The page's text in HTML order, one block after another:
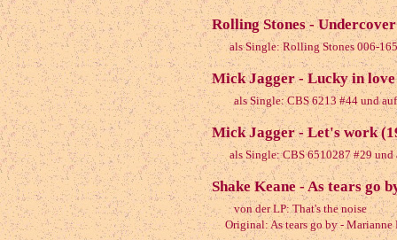
Rolling Stones -
als Single: Rolling Stones 006-
Mick Jagger - Lucky in
als Single: CBS 6213 #44 und
Mick Jagger - Let's work
als Single: CBS 6510287 #29
Shake Keane - As tears go
von der LP: That's the noise
Original: As tears go by - Marianne